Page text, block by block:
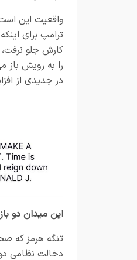
واقعیت این
ترامپ برای‌
را به رویش باز
در جدیدی از
این میدان دو
تنگه هرمز که
دخالت نظامی